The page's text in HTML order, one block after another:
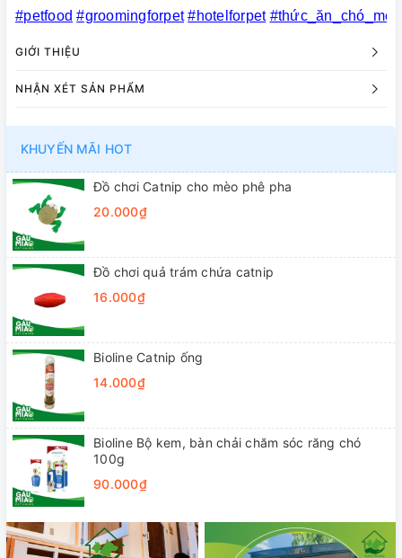
#petfood #groomingforpet #hotelforpet #thức_ăn_chó_mèo
GIỚI THIỆU
NHẬN XÉT SẢN PHẨM
KHUYẾN MÃI HOT
Đồ chơi Catnip cho mèo phê pha
20.000₫
Đồ chơi quả trám chứa catnip
16.000₫
Bioline Catnip ống
14.000₫
Bioline Bộ kem, bàn chải chăm sóc răng chó
100g
90.000₫